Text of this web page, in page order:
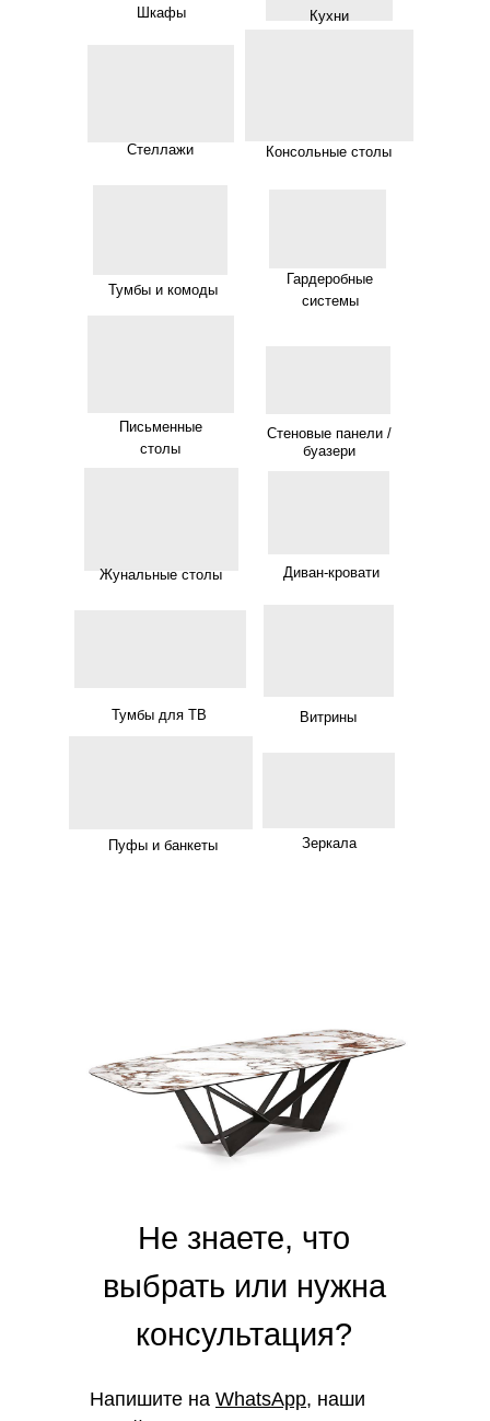
Стеллажи
Кухни
Тумбы и комоды
Консольные столы
Витрины
Диван-кровати
Тумбы для ТВ
Жунальные столы
Пуфы и банкеты Зеркала
Гардеробные
системы
Шкафы
Стеновые панели /
буазери
Письменные
столы
Напишите на WhatsApp, наши
Не знаете, что
выбрать или нужна
консультация?